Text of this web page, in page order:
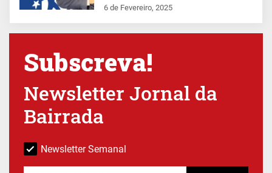
6 de Fevereiro, 2025
Subscreva!
Newsletter Jornal da
Bairrada
Newsletter Semanal